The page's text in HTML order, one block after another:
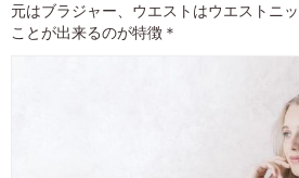
元はブラジャー、ウエストはウエストニ
ことが出来るのが特徴＊